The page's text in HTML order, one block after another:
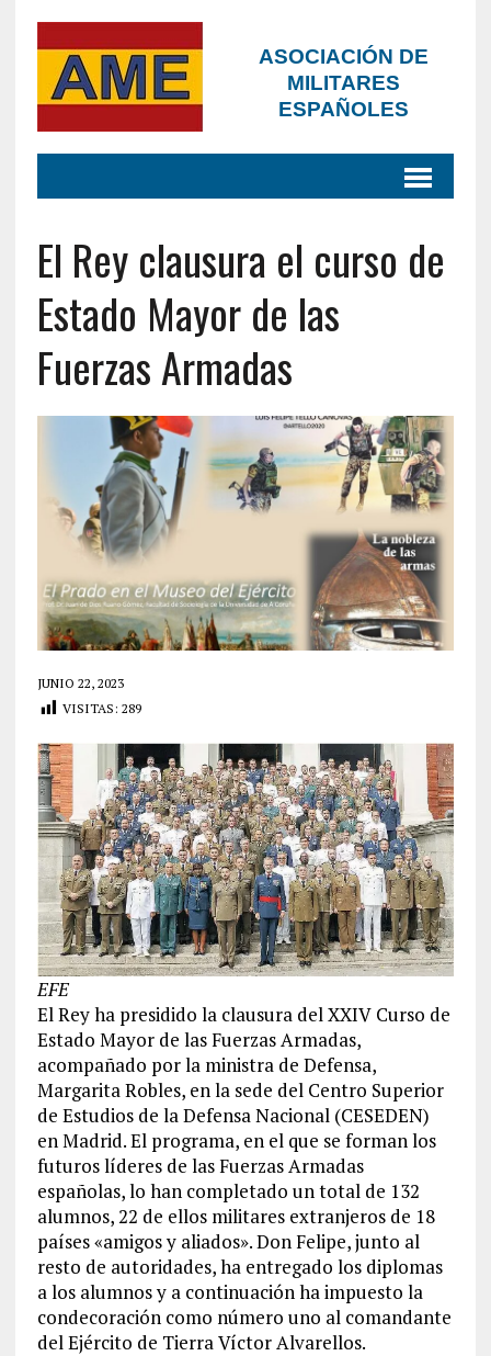
ASOCIACIÓN DE
MILITARES
ESPAÑOLES
El Rey clausura el curso de
Estado Mayor de las
Fuerzas Armadas
JUNIO 22, 2023
VISITAS: 289
EFE
El Rey ha presidido la clausura del XXIV Curso de
Estado Mayor de las Fuerzas Armadas,
acompañado por la ministra de Defensa,
Margarita Robles, en la sede del Centro Superior
de Estudios de la Defensa Nacional (CESEDEN)
en Madrid. El programa, en el que se forman los
futuros líderes de las Fuerzas Armadas
españolas, lo han completado un total de 132
alumnos, 22 de ellos militares extranjeros de 18
países «amigos y aliados». Don Felipe, junto al
resto de autoridades, ha entregado los diplomas
a los alumnos y a continuación ha impuesto la
condecoración como número uno al comandante
del Ejército de Tierra Víctor Alvarellos.